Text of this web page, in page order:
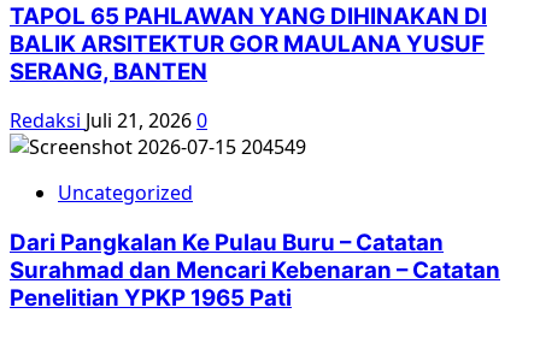
–
Diskusi
New
Southeast
Asia
TAPOL 65 PAHLAWAN YANG DIHINAKAN DI
BALIK ARSITEKTUR GOR MAULANA YUSUF
SERANG, BANTEN
Redaksi Juli 21, 20260
Uncategorized
Dari Pangkalan Ke Pulau Buru – Catatan
Surahmad dan Mencari Kebenaran – Catatan
Penelitian YPKP 1965 Pati